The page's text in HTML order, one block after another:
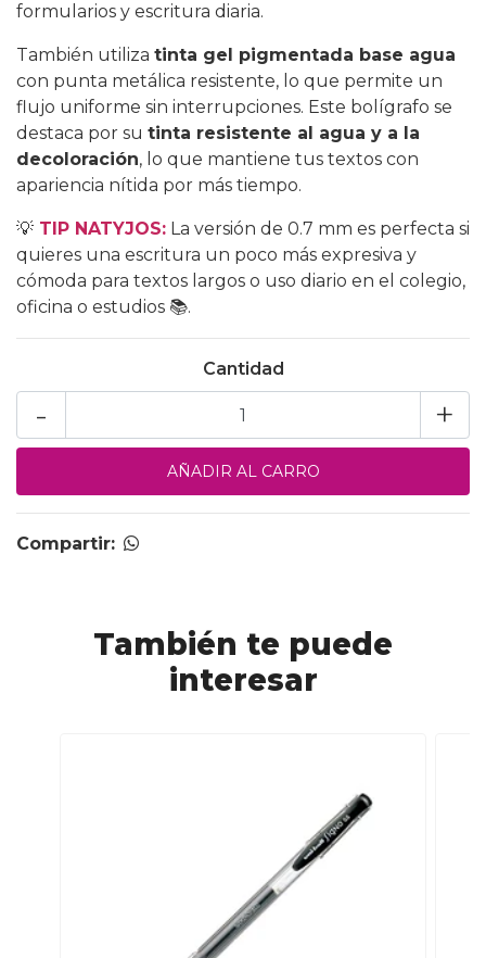
formularios y escritura diaria.
También utiliza tinta gel pigmentada base agua
con punta metálica resistente, lo que permite un
flujo uniforme sin interrupciones. Este bolígrafo se
destaca por su tinta resistente al agua y a la
decoloración, lo que mantiene tus textos con
apariencia nítida por más tiempo.
💡 TIP NATYJOS: La versión de 0.7 mm es perfecta si
quieres una escritura un poco más expresiva y
cómoda para textos largos o uso diario en el colegio,
oficina o estudios 📚.
Cantidad
+
-
Compartir:
También te puede
interesar